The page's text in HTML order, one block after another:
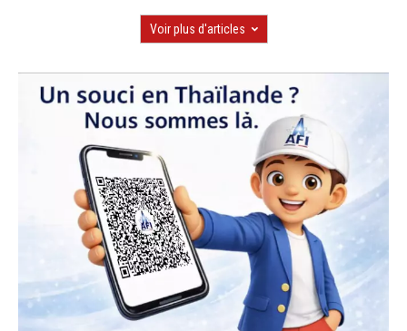
Voir plus d'articles